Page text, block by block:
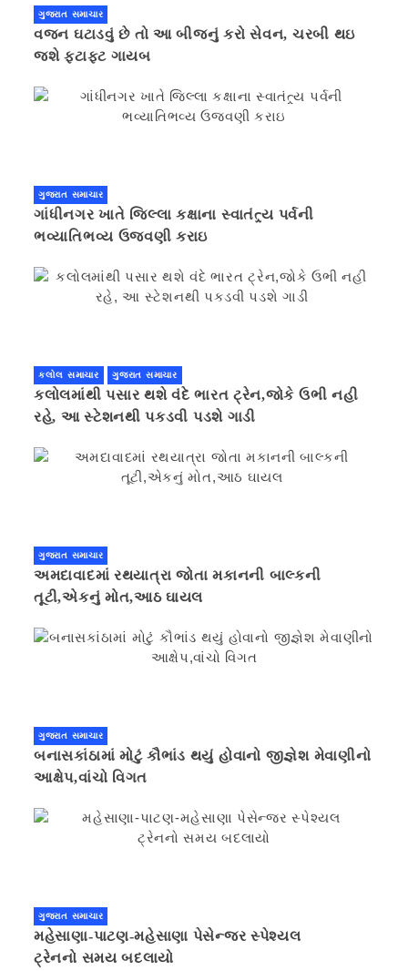
ગુજરાત સમાચાર
વજન ઘટાડવું છે તો આ બીજનું કરો સેવન, ચરબી થઇ
જશે ફટાફટ ગાયબ
ગુજરાત સમાચાર
ગાંધીનગર ખાતે જિલ્લા કક્ષાના સ્વાતંત્ર્ય પર્વની
ભવ્યાતિભવ્ય ઉજવણી કરાઇ
કલોલ સમાચાર ગુજરાત સમાચાર
કલોલમાંથી પસાર થશે વંદે ભારત ટ્રેન,જોકે ઉભી નહી
રહે, આ સ્ટેશનથી પકડવી પડશે ગાડી
ગુજરાત સમાચાર
અમદાવાદમાં રથયાત્રા જોતા મકાનની બાલ્કની
તૂટી,એકનું મોત,આઠ ઘાયલ
ગુજરાત સમાચાર
બનાસકાંઠામાં મોટું કૌભાંડ થયું હોવાનો જીજ્ઞેશ મેવાણીનો
આક્ષેપ,વાંચો વિગત
ગુજરાત સમાચાર
મહેસાણા-પાટણ-મહેસાણા પેસેન્જર સ્પેશ્યલ
ટ્રેનનો સમય બદલાયો